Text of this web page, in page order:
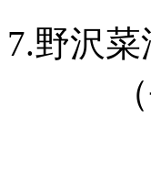
7.野沢
（平